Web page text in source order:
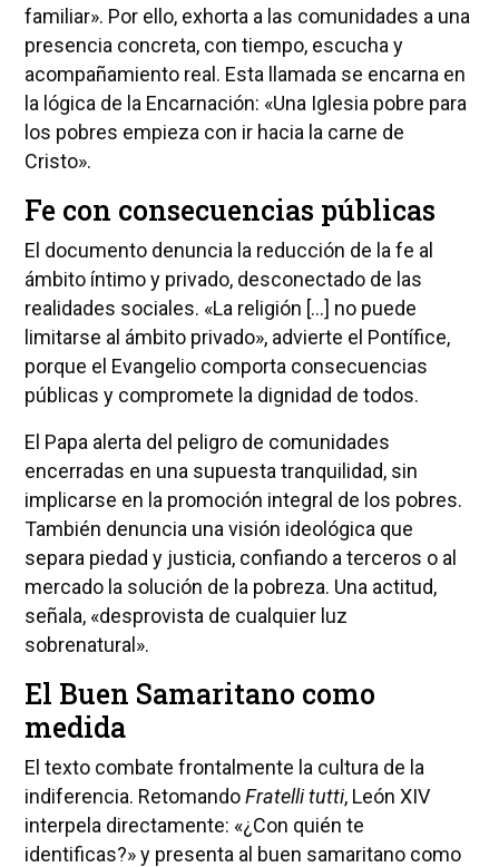
familiar». Por ello, exhorta a las comunidades a una
presencia concreta, con tiempo, escucha y
acompañamiento real. Esta llamada se encarna en
la lógica de la Encarnación: «Una Iglesia pobre para
los pobres empieza con ir hacia la carne de
Cristo».
Fe con consecuencias públicas
El documento denuncia la reducción de la fe al
ámbito íntimo y privado, desconectado de las
realidades sociales. «La religión […] no puede
limitarse al ámbito privado», advierte el Pontífice,
porque el Evangelio comporta consecuencias
públicas y compromete la dignidad de todos.
El Papa alerta del peligro de comunidades
encerradas en una supuesta tranquilidad, sin
implicarse en la promoción integral de los pobres.
También denuncia una visión ideológica que
separa piedad y justicia, confiando a terceros o al
mercado la solución de la pobreza. Una actitud,
señala, «desprovista de cualquier luz
sobrenatural».
El Buen Samaritano como
medida
El texto combate frontalmente la cultura de la
indiferencia. RetomandoFratelli tutti, León XIV
interpela directamente: «¿Con quién te
identificas?» y presenta al buen samaritano como